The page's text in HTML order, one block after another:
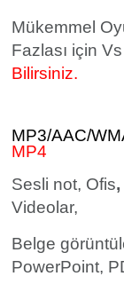
Mükemmel
Fazlası için Vs
Bilirsiniz.
MP3/AAC/
MP4
Sesli not, Ofis,
Videolar,
Belge
PowerPoint,